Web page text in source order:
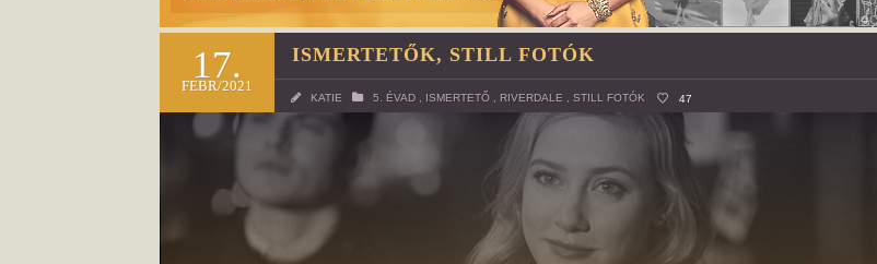
17.
FEBR/2021
ISMERTETŐK, STILL FOTÓK
KATIE 5. ÉVAD ISMERTETŐ RIVERDALE STILL FOTÓK 47